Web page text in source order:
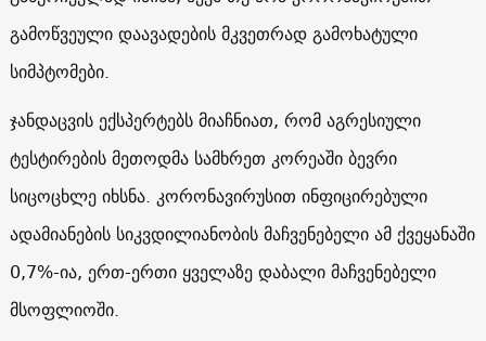
გამოწვეული დაავადების მკვეთრად გამოხატული
სიმპტომები.
ჯანდაცვის ექსპერტებს მიაჩნიათ, რომ აგრესიული
ტესტირების მეთოდმა სამხრეთ კორეაში ბევრი
სიცოცხლე იხსნა. კორონავირუსით ინფიცირებული
ადამიანების სიკვდილიანობის მაჩვენებელი ამ ქვეყანაში
0,7%-ია, ერთ-ერთი ყველაზე დაბალი მაჩვენებელი
მსოფლიოში.